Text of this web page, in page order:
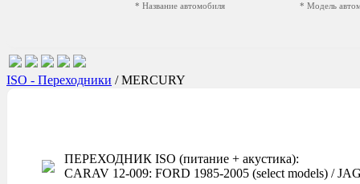
* Название автомобиля * Модель
ISO - Переходники / MERCURY
ПЕРЕХОДНИК ISO (питание + акустика):
CARAV 12-009: FORD 1985-2005 (select models) /